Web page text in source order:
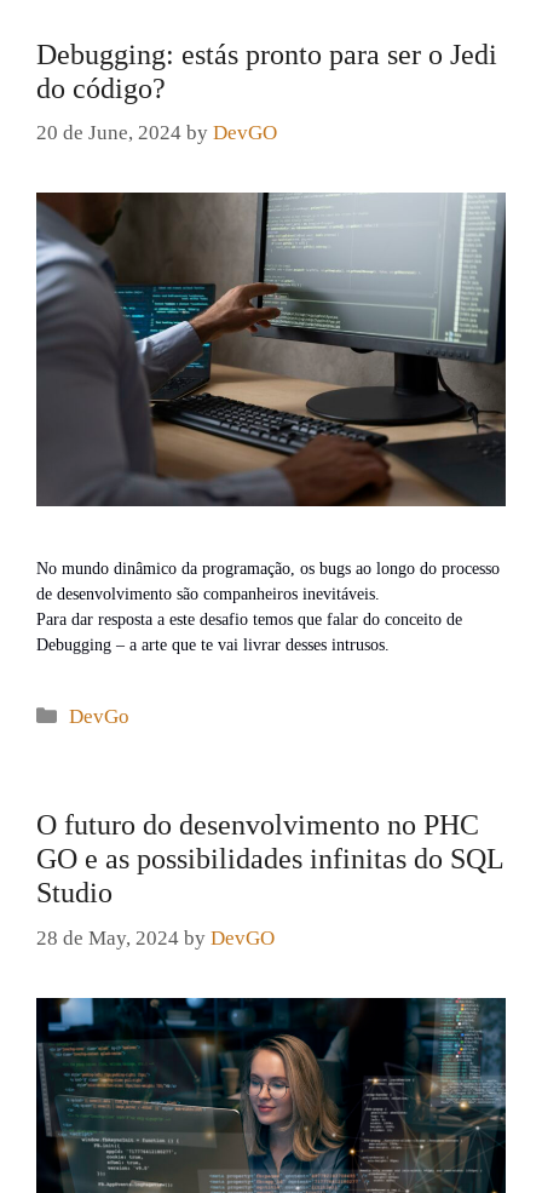
Debugging: estás pronto para ser o Jedi
do código?
20 de June, 2024 by DevGO
No mundo dinâmico da programação, os bugs ao longo do processo
de desenvolvimento são companheiros inevitáveis.
Para dar resposta a este desafio temos que falar do conceito de
Debugging – a arte que te vai livrar desses intrusos.
Categories
DevGo
O futuro do desenvolvimento no PHC
GO e as possibilidades infinitas do SQL
Studio
28 de May, 2024 by DevGO